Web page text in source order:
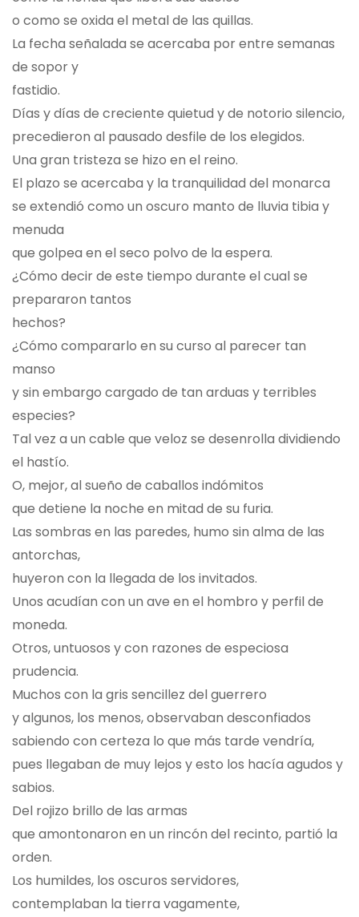
o como se oxida el metal de las quillas.
La fecha señalada se acercaba por entre semanas
de sopor y
fastidio.
Días y días de creciente quietud y de notorio silencio,
precedieron al pausado desfile de los elegidos.
Una gran tristeza se hizo en el reino.
El plazo se acercaba y la tranquilidad del monarca
se extendió como un oscuro manto de lluvia tibia y
menuda
que golpea en el seco polvo de la espera.
¿Cómo decir de este tiempo durante el cual se
prepararon tantos
hechos?
¿Cómo compararlo en su curso al parecer tan
manso
y sin embargo cargado de tan arduas y terribles
especies?
Tal vez a un cable que veloz se desenrolla dividiendo
el hastío.
O, mejor, al sueño de caballos indómitos
que detiene la noche en mitad de su furia.
Las sombras en las paredes, humo sin alma de las
antorchas,
huyeron con la llegada de los invitados.
Unos acudían con un ave en el hombro y perfil de
moneda.
Otros, untuosos y con razones de especiosa
prudencia.
Muchos con la gris sencillez del guerrero
y algunos, los menos, observaban desconfiados
sabiendo con certeza lo que más tarde vendría,
pues llegaban de muy lejos y esto los hacía agudos y
sabios.
Del rojizo brillo de las armas
que amontonaron en un rincón del recinto, partió la
orden.
Los humildes, los oscuros servidores,
contemplaban la tierra vagamente,